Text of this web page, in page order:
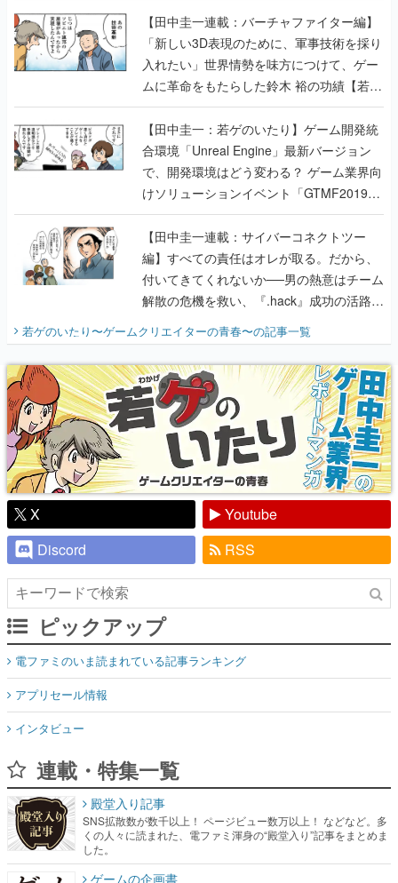
【田中圭一連載：バーチャファイター編】
「新しい3D表現のために、軍事技術を採り
入れたい」世界情勢を味方につけて、ゲー
ムに革命をもたらした鈴木 裕の功績【若ゲ
のいたり】
【田中圭一：若ゲのいたり】ゲーム開発統
合環境「Unreal Engine」最新バージョン
で、開発環境はどう変わる？ ゲーム業界向
けソリューションイベント「GTMF2019」
に行って、より理解を深めよう【PR】
【田中圭一連載：サイバーコネクトツー
編】すべての責任はオレが取る。だから、
付いてきてくれないか──男の熱意はチーム
解散の危機を救い、『.hack』成功の活路を
開く。業界の快男児・松山 洋に流れる血は
『少年ジャンプ』色だった【若ゲのいた
り】
若ゲのいたり〜ゲームクリエイターの青春〜の記事一覧
X
Youtube
Discord
RSS
ピックアップ
電ファミのいま読まれている記事ランキング
アプリセール情報
インタビュー
連載・特集一覧
殿堂入り記事
SNS拡散数が数千以上！ ページビュー数万以上！ などなど。多
くの人々に読まれた、電ファミ渾身の“殿堂入り”記事をまとめま
した。
ゲームの企画書